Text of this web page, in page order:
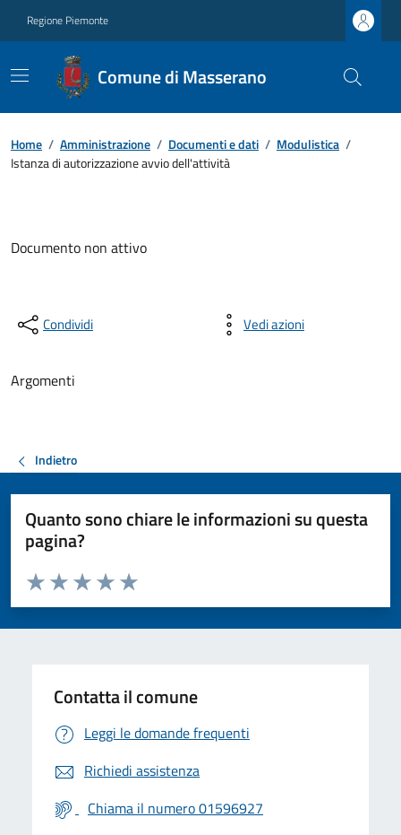
Regione Piemonte
Comune di Masserano
Home / Amministrazione / Documenti e dati / Modulistica /
Istanza di autorizzazione avvio dell'attività
Documento non attivo
Condividi Vedi azioni
Argomenti
Indietro
Quanto sono chiare le informazioni su questa
pagina?
Valuta da 1 a 5 stelle la pagina
Valuta 5 stelle su 5
Valuta 4 stelle su 5
Valuta 3 stelle su 5
Valuta 2 stelle su 5
Valuta 1 stelle su 5
Contatta il comune
Leggi le domande frequenti
Richiedi assistenza
Chiama il numero 01596927